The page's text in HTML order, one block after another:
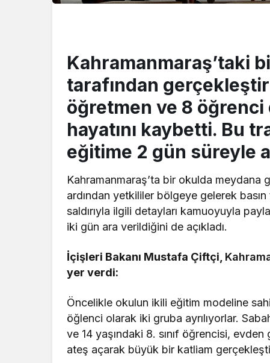
Kahramanmaraş’taki
tarafından
öğretmen ve 8
hayatını kaybetti. Bu
eğitime 2 gün süreyle
Kahramanmaraş’ta bir okulda meydana
ardından yetkililer bölgeye gelerek
saldırıyla ilgili detayları kamuoyuyla
iki gün ara verildiğini de açıkladı.
İçişleri Bakanı Mustafa Çiftçi,
yer verdi:
Öncelikle okulun ikili eğitim modeline
öğlenci olarak iki gruba ayrılıyorlar.
ve 14 yaşındaki 8. sınıf öğrencisi,
ateş açarak büyük bir katliam